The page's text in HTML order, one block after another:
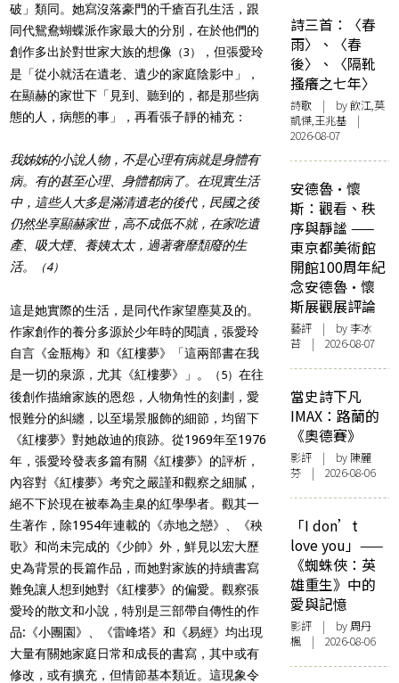
破」類同。她寫沒落豪門的千瘡百孔生活，跟
同代鴛鴦蝴蝶派作家最大的分別，在於他們的
創作多出於對世家大族的想像 （3）
，但張愛玲
是「從小就活在遺老、遺少的家庭陰影中」，
在顯赫的家世下「見到、聽到的，都是那些病
態的人，病態的事」，再看張子靜的補充：
我姊姊的小說人物，不是心理有病就是身體有
病。有的甚至心理、身體都病了。在現實生活
中，這些人大多是滿清遺老的後代，民國之後
仍然坐享顯赫家世，高不成低不就，在家吃遺
產、吸大煙、養姨太太，過著奢靡頹廢的生
活。
（4）
這是她實際的生活，是同代作家望塵莫及的。
作家創作的養分多源於少年時的閱讀，張愛玲
自言《金瓶梅》和《紅樓夢》「這兩部書在我
是一切的泉源，尤其《紅樓夢》」。
（5）在往
後創作描繪家族的恩怨，人物角性的刻劃，愛
恨難分的糾纏，以至場景服飾的細節，均留下
《紅樓夢》對她啟迪的痕跡。從1969年至1976
年，張愛玲發表多篇有關《紅樓夢》的評析，
內容對《紅樓夢》考究之嚴謹和觀察之細膩，
絕不下於現在被奉為圭臬的紅學學者。觀其一
生著作，除1954年連載的《赤地之戀》、《秧
歌》和尚未完成的《少帥》外，鮮見以宏大歷
史為背景的長篇作品，而她對家族的持續書寫
難免讓人想到她對《紅樓夢》的偏愛。觀察張
愛玲的散文和小說，特別是三部帶自傳性的作
品:《小團園》、《雷峰塔》和《易經》均出現
大量有關她家庭日常和成長的書寫，其中或有
修改，或有擴充，但情節基本類近。這現象令
詩三首：〈春
雨〉、〈春
後〉、〈隔靴
搔癢之七年〉
詩歌 | by 飲江,莫
凱傑,王兆基 |
2026-08-07
安德魯·懷
斯：觀看、秩
序與靜謐 ——
東京都美術館
開館100周年紀
念安德魯·懷
斯展觀展評論
藝評 | by 李冰
苔 | 2026-08-07
當史詩下凡
IMAX：路蘭的
《奧德賽》
影評 | by 陳麗
芬 | 2026-08-06
「I don’t
love you」——
《蜘蛛俠：英
雄重生》中的
愛與記憶
影評 | by周丹
楓 | 2026-08-06